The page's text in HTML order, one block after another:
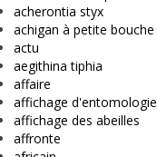
acherontia styx
achigan à petite bouche
actu
aegithina tiphia
affaire
affichage d'entomologie
affichage des abeilles
affronte